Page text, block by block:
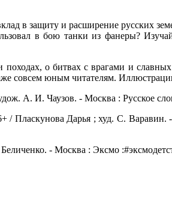
в защиту и расширение русских
в бою танки из фанеры?
о битвах с врагами и
совсем юным читателям.
А. И. Чаузов. - Москва : Русское
/ Пласкунова Дарья ; худ. С.
- Москва : Эксмо